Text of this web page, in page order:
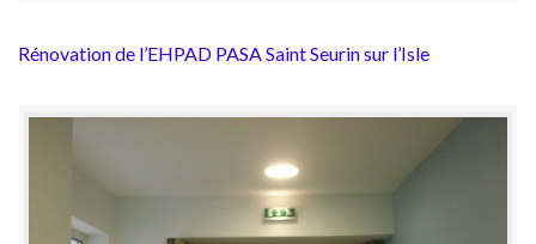
Rénovation de l’EHPAD PASA Saint Seurin sur l’Isle